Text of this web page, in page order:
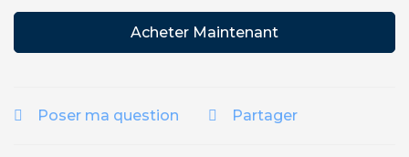
Acheter Maintenant
Poser ma question Partager